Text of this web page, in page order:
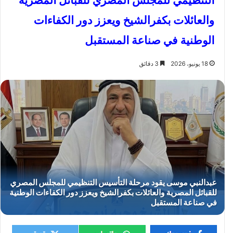
والعائلات بكفرالشيخ ويعزز دور الكفاءات
الوطنية في صناعة المستقبل
18 يونيو، 2026